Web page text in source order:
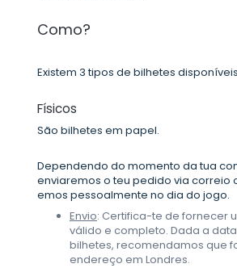
Como?
Existem 3 tipos de bilhetes
Físicos
São bilhetes em papel.
Dependendo do momento da tua
enviaremos o teu pedido via correio
emos pessoalmente no dia do jogo.
Envio: Certifica-te de fornecer
válido e completo. Dada a
bilhetes, recomendamos que
endereço em Londres.